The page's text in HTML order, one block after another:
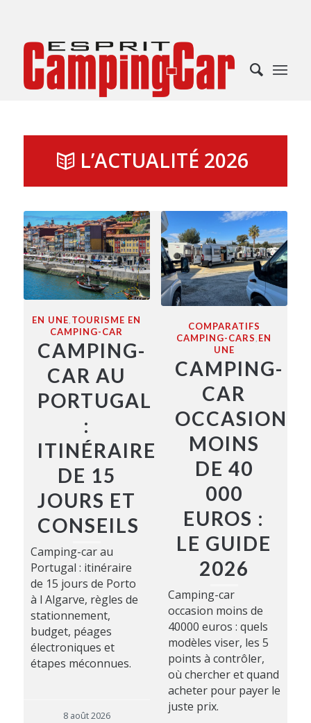
L’ACTUALITÉ 2026
EN UNE, TOURISME EN
CAMPING-CAR
CAMPING-
CAR AU
PORTUGAL
:
ITINÉRAIRE
DE 15
JOURS ET
CONSEILS
Camping-car au
Portugal : itinéraire
de 15 jours de Porto
à l Algarve, règles de
stationnement,
budget, péages
électroniques et
étapes méconnues.
8 août 2026
COMPARATIFS
CAMPING-CARS, EN
UNE
CAMPING-
CAR
OCCASION
MOINS
DE 40
000
EUROS :
LE GUIDE
2026
Camping-car
occasion moins de
40000 euros : quels
modèles viser, les 5
points à contrôler,
où chercher et quand
acheter pour payer le
juste prix.